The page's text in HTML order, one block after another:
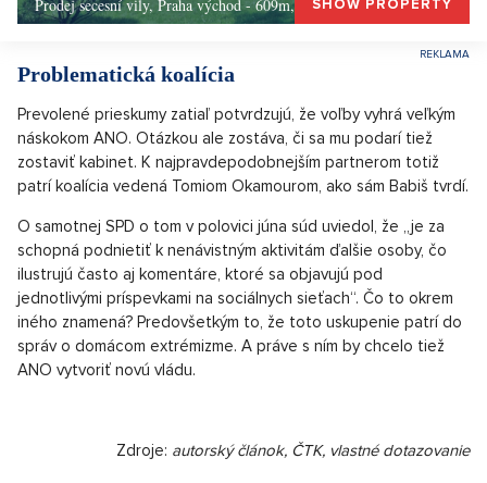
Prodej secesní vily, Praha východ - 609m, Okolí PrahySHOW PROPERTY
Problematická koalícia
Prevolené prieskumy zatiaľ potvrdzujú, že voľby vyhrá veľkým
náskokom ANO. Otázkou ale zostáva, či sa mu podarí tiež
zostaviť kabinet. K najpravdepodobnejším partnerom totiž
patrí koalícia vedená Tomiom Okamourom, ako sám Babiš tvrdí.
O samotnej SPD o tom v polovici júna súd uviedol, že „je za
schopná podnietiť k nenávistným aktivitám ďalšie osoby, čo
ilustrujú často aj komentáre, ktoré sa objavujú pod
jednotlivými príspevkami na sociálnych sieťach“. Čo to okrem
iného znamená? Predovšetkým to, že toto uskupenie patrí do
správ o domácom extrémizme. A práve s ním by chcelo tiež
ANO vytvoriť novú vládu.
Zdroje: autorský článok, ČTK, vlastné dotazovanie